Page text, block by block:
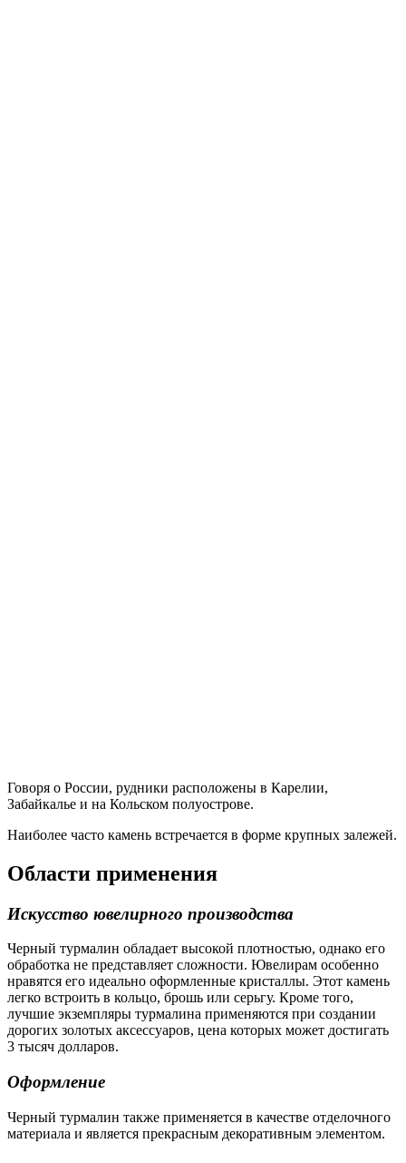
Говоря о России, рудники расположены в Карелии,
Забайкалье и на Кольском полуострове.
Наиболее часто камень встречается в форме крупных залежей.
Области применения
Искусство ювелирного производства
Черный турмалин обладает высокой плотностью, однако его
обработка не представляет сложности. Ювелирам особенно
нравятся его идеально оформленные кристаллы. Этот камень
легко встроить в кольцо, брошь или серьгу. Кроме того,
лучшие экземпляры турмалина применяются при создании
дорогих золотых аксессуаров, цена которых может достигать
3 тысяч долларов.
Оформление
Черный турмалин также применяется в качестве отделочного
материала и является прекрасным декоративным элементом.